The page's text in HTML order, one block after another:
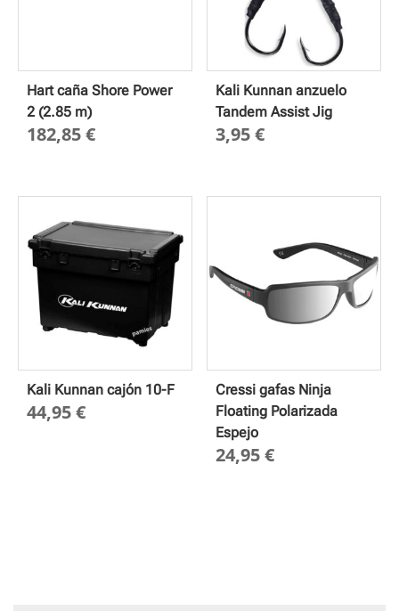
Hart caña Shore Power
2 (2.85 m)
182,85€
Kali Kunnan anzuelo
Tandem Assist Jig
3,95€
Kali Kunnan cajón 10-F
44,95€
Cressi gafas Ninja
Floating Polarizada
Espejo
24,95€